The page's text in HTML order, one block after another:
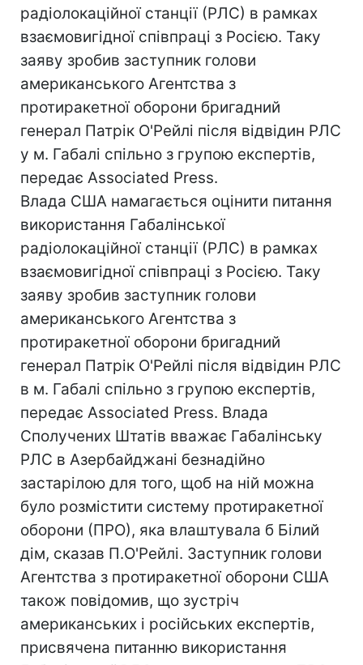
радіолокаційної станції (РЛС) в рамках
взаємовигідної співпраці з Росією. Таку
заяву зробив заступник голови
американського Агентства з
протиракетної оборони бригадний
генерал Патрік О'Рейлі після відвідин РЛС
у м. Габалі спільно з групою експертів,
передає Associated Press.
Влада США намагається оцінити питання
використання Габалінської
радіолокаційної станції (РЛС) в рамках
взаємовигідної співпраці з Росією. Таку
заяву зробив заступник голови
американського Агентства з
протиракетної оборони бригадний
генерал Патрік О'Рейлі після відвідин РЛС
в м. Габалі спільно з групою експертів,
передає Associated Press. Влада
Сполучених Штатів вважає Габалінську
РЛС в Азербайджані безнадійно
застарілою для того, щоб на ній можна
було розмістити систему протиракетної
оборони (ПРО), яка влаштувала б Білий
дім, сказав П.О'Рейлі. Заступник голови
Агентства з протиракетної оборони США
також повідомив, що зустріч
американських і російських експертів,
присвячена питанню використання